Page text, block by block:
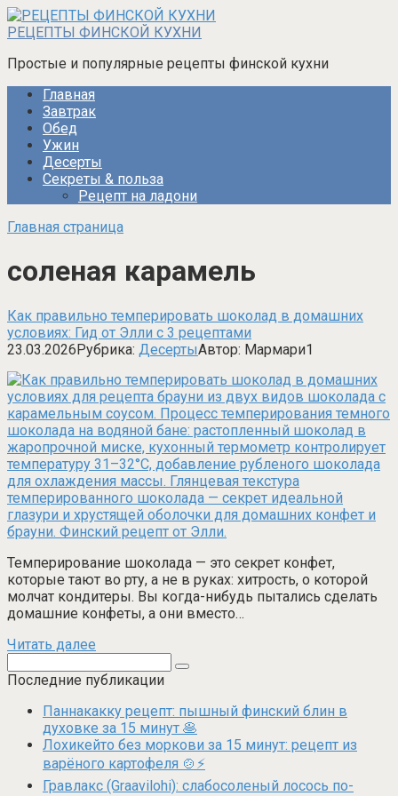
Перейти
к
РЕЦЕПТЫ ФИНСКОЙ КУХНИ
Простые и популярные рецепты финской кухни
Главная
Завтрак
Обед
Ужин
Десерты
Секреты & польза
Рецепт на ладони
Главная страница
соленая карамель
Как правильно темперировать шоколад в домашних
условиях: Гид от Элли с 3 рецептами
23.03.2026Рубрика: ДесертыАвтор: Мармари1
Темперирование шоколада — это секрет конфет,
которые тают во рту, а не в руках: хитрость, о которой
молчат кондитеры. Вы когда-нибудь пытались сделать
домашние конфеты, а они вместо…
Читать далее
Последние публикации
Паннакакку рецепт: пышный финский блин в
духовке за 15 минут 🥞
Лохикейто без моркови за 15 минут: рецепт из
варёного картофеля 🍲⚡
Гравлакс (Graavilohi): слабосоленый лосось по-